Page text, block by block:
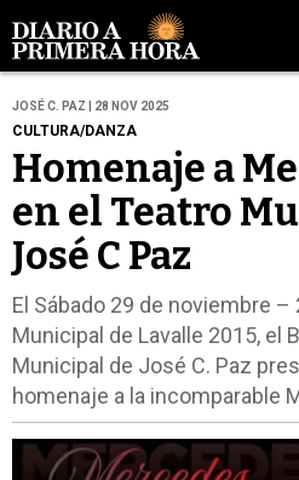
JOSÉ C. PAZ | 28 NOV 2025
CULTURA/DANZA
Homenaje a
en el Teatro
José C Paz
El Sábado 29 de noviembre –
Municipal de Lavalle 2015, el
Municipal de José C. Paz
homenaje a la incomparable